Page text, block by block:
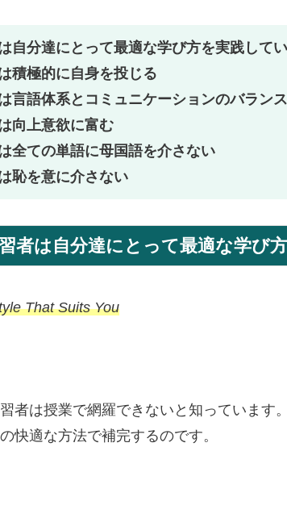
自分達にとって最適な学び方を実践して
積極的に自身を投じる
言語体系とコミュニケーションのバラン
向上意欲に富む
全ての単語に母国語を介さない
恥を意に介さない
者は自分達にとって最適な学び
That Suits You
者は授業で網羅できないと知っています
快適な方法で補完するのです。